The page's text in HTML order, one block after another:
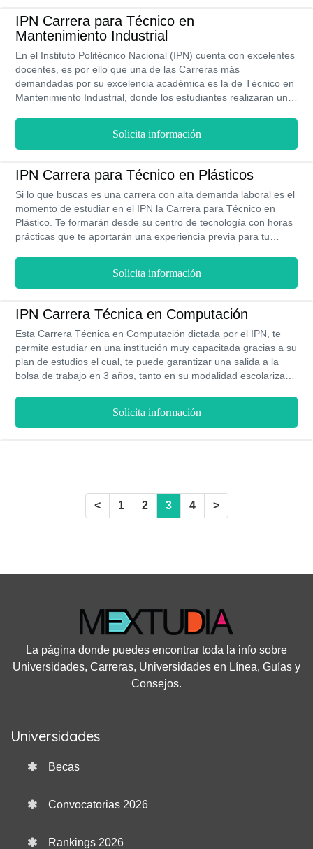
IPN Carrera para Técnico en
Mantenimiento Industrial
En el Instituto Politécnico Nacional (IPN) cuenta con excelentes
docentes, es por ello que una de las Carreras más
demandadas por su excelencia académica es la de Técnico en
Mantenimiento Industrial, donde los estudiantes realizaran una
Solicita información
IPN Carrera para Técnico en Plásticos
Si lo que buscas es una carrera con alta demanda laboral es el
momento de estudiar en el IPN la Carrera para Técnico en
Plástico. Te formarán desde su centro de tecnología con horas
prácticas que te aportarán una experiencia previa para tu
costos bajos y una modalidad presencial podrás ser un
profesional en tan solo 3 años de estudio.
Solicita información
IPN Carrera Técnica en Computación
Esta Carrera Técnica en Computación dictada por el IPN, te
permite estudiar en una institución muy capacitada gracias a su
plan de estudios el cual, te puede garantizar una salida a la
bolsa de trabajo en 3 años, tanto en su modalidad escolarizada
mantenimiento, te permitirá acceder a ser un profesional muy
preparado y lo mejor es que puedes estudiar esta carrera por
Solicita información
< 1 2 3 4 >
La página donde puedes encontrar toda la info sobre
Universidades, Carreras, Universidades en Línea, Guías y
Consejos.
Universidades
Becas
Convocatorias 2026
Rankings 2026